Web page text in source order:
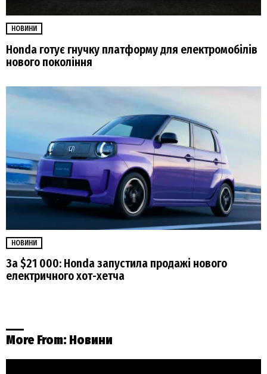
НОВИНИ
Honda готує гнучку платформу для електромобілів
нового покоління
НОВИНИ
За $21 000: Honda запустила продажі нового
електричного хот-хетча
More From: Новини